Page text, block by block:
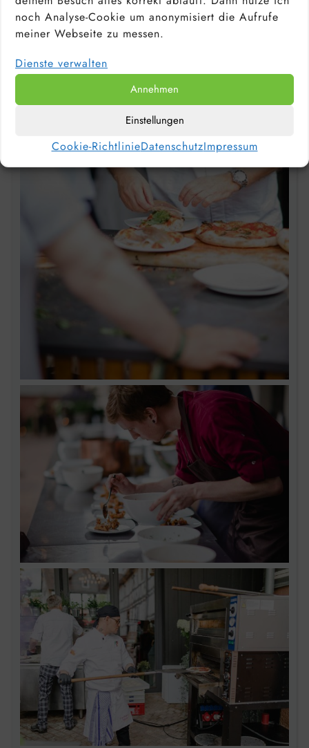
noch Analyse-Cookie um anonymisiert die Aufrufe
meiner Webseite zu messen.
Dienste verwalten
Annehmen
Einstellungen
Cookie-RichtlinieDatenschutzImpressum